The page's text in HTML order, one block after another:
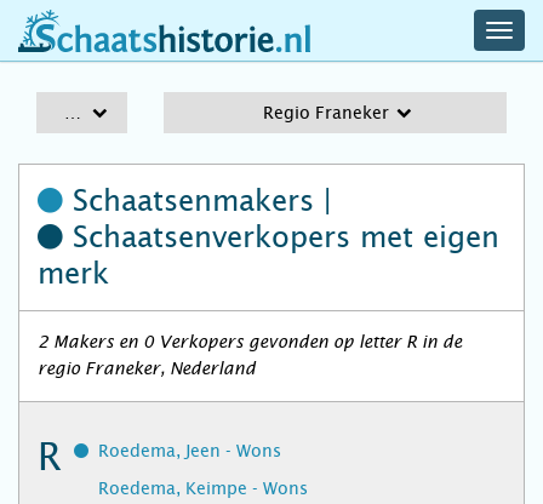
schaatshistorie.nl
Regio Franeker
Schaatsenmakers |
Schaatsenverkopers met eigen
merk
2 Makers en 0 Verkopers gevonden op letter R in de
regio Franeker, Nederland
R
Roedema, Jeen - Wons
Roedema, Keimpe - Wons